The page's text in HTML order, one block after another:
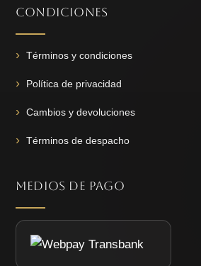
CONDICIONES
Términos y condiciones
Política de privacidad
Cambios y devoluciones
Términos de despacho
MEDIOS DE PAGO